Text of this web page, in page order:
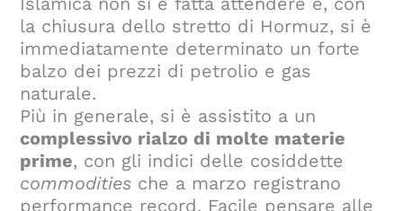
la chiusura dello stretto di Hormuz, si è
immediatamente determinato un forte
balzo dei prezzi di petrolio e gas
naturale.
Più in generale, si è assistito a un
complessivo rialzo di molte materie
prime, con gli indici delle cosiddette
commodities che a marzo registrano
performance record. Facile pensare alle